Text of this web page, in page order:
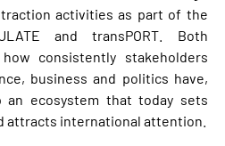
activities as part of the
and transPORT. Both
consistently stakeholders
business and politics have,
ecosystem that today sets
attracts international attention.